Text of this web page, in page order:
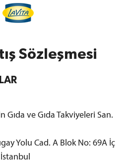
Sözleşmesi
Gıda ve Gıda Takviyeleri San.
Yolu Cad. A Blok No: 69A İç